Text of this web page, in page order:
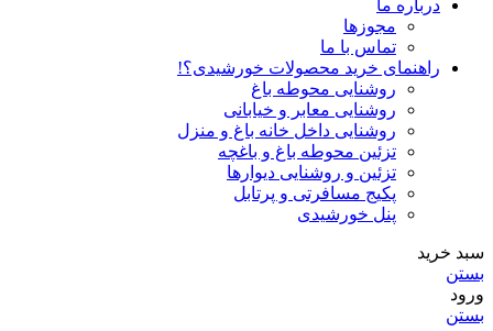
درباره ما
مجوزها
تماس با ما
راهنمای خرید محصولات خورشیدی؟!
روشنایی محوطه باغ
روشنایی معابر و خیابانی
روشنایی داخل خانه باغ و منزل
تزئین محوطه باغ و باغچه
تزئین و روشنایی دیوارها
پکیج مسافرتی و پرتابل
پنل خورشیدی
سبد خرید
بستن
ورود
بستن